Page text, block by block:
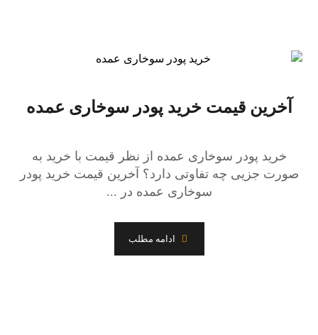
آخرین قیمت خرید پودر سوخاری عمده
خرید پودر سوخاری عمده از نظر قیمت با خرید به
صورت جزیی چه تفاوتی دارد؟ آخرین قیمت خرید پودر
سوخاری عمده در ...
ادامه مطلب